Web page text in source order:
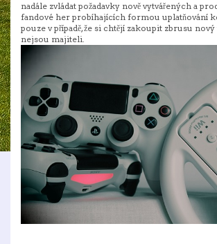
nadále zvládat požadavky nově vytvářených a
fandové her probíhajících formou uplatňování
pouze v případě, že si chtějí zakoupit zbrusu
nejsou majiteli.